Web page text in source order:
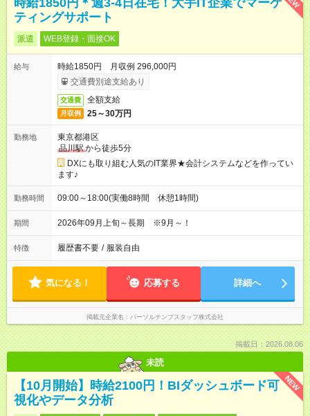
時給1850円＊週3-4日在宅！大手IT企業でマーケ
ティングサポート
派遣 WEB登録・面接OK
給与
時給1850円 月収例 296,000円
交通費別途支給あり
交通費 全額支給
月収例 25～30万円
勤務地
東京都港区
品川駅から徒歩5分
DXにも取り組む人気のIT業界★会計システムなどを作ってい
ます♪
勤務時間 09:00～18:00(実働8時間 休憩1時間)
期間 2026年09月上旬～長期 ※9月～！
特徴 履歴書不要 / 服装自由
気になる！ 応募する 詳細へ
掲載元企業名 パーソルテンプスタッフ株式会社
掲載日：2026.08.06
未読
NEW
【10月開始】時給2100円！BIダッシュボード可
視化やデータ分析